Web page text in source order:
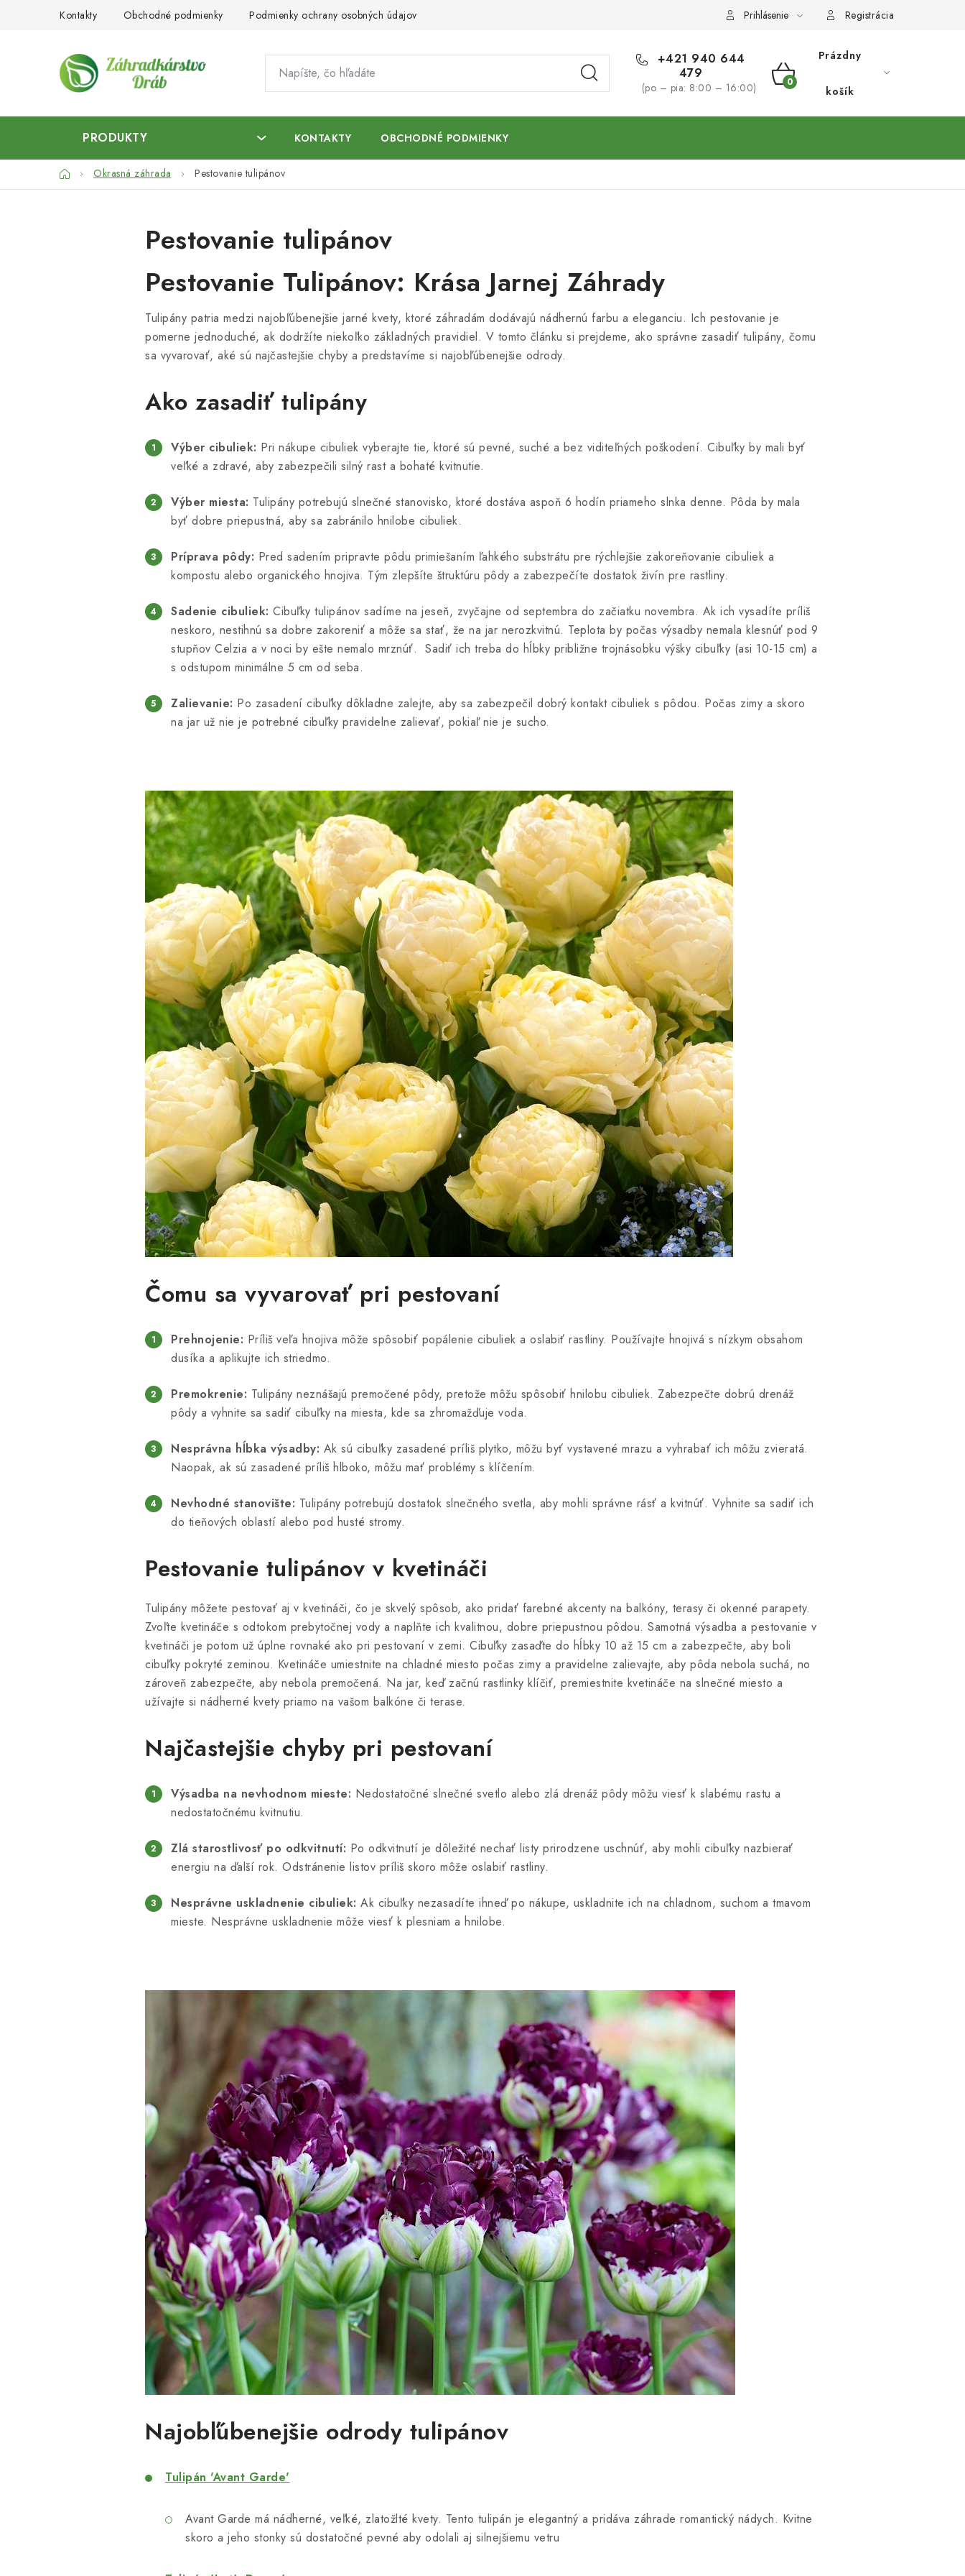
Kontakty Obchodné podmienky Podmienky ochrany osobných údajov Prihlásenie Registrácia
+421 940 644
479
(po – pia: 8:00 – 16:00)
NÁKUPNÝ
Prázdny
košík
PRODUKTY KONTAKTY OBCHODNÉ PODMIENKY
DomovOkrasná záhrada Pestovanie tulipánov
Pestovanie tulipánov
Pestovanie Tulipánov: Krása Jarnej Záhrady
Tulipány patria medzi najobľúbenejšie jarné kvety, ktoré záhradám dodávajú nádhernú farbu a eleganciu. Ich pestovanie je
pomerne jednoduché, ak dodržíte niekoľko základných pravidiel. V tomto článku si prejdeme, ako správne zasadiť tulipány, čomu
sa vyvarovať, aké sú najčastejšie chyby a predstavíme si najobľúbenejšie odrody.
Ako zasadiť tulipány
Výber cibuliek: Pri nákupe cibuliek vyberajte tie, ktoré sú pevné, suché a bez viditeľných poškodení. Cibuľky by mali byť
veľké a zdravé, aby zabezpečili silný rast a bohaté kvitnutie.
Výber miesta: Tulipány potrebujú slnečné stanovisko, ktoré dostáva aspoň 6 hodín priameho slnka denne. Pôda by mala
byť dobre priepustná, aby sa zabránilo hnilobe cibuliek.
Príprava pôdy: Pred sadením pripravte pôdu primiešaním ľahkého substrátu pre rýchlejšie zakoreňovanie cibuliek a
kompostu alebo organického hnojiva. Tým zlepšíte štruktúru pôdy a zabezpečíte dostatok živín pre rastliny.
Sadenie cibuliek: Cibuľky tulipánov sadíme na jeseň, zvyčajne od septembra do začiatku novembra. Ak ich vysadíte príliš
neskoro, nestihnú sa dobre zakoreniť a môže sa stať, že na jar nerozkvitnú. Teplota by počas výsadby nemala klesnúť pod 9
stupňov Celzia a v noci by ešte nemalo mrznúť. Sadiť ich treba do hĺbky približne trojnásobku výšky cibuľky (asi 10-15 cm) a
s odstupom minimálne 5 cm od seba.
Zalievanie: Po zasadení cibuľky dôkladne zalejte, aby sa zabezpečil dobrý kontakt cibuliek s pôdou. Počas zimy a skoro
na jar už nie je potrebné cibuľky pravidelne zalievať, pokiaľ nie je sucho.
Čomu sa vyvarovať pri pestovaní
Prehnojenie: Príliš veľa hnojiva môže spôsobiť popálenie cibuliek a oslabiť rastliny. Používajte hnojivá s nízkym obsahom
dusíka a aplikujte ich striedmo.
Premokrenie: Tulipány neznášajú premočené pôdy, pretože môžu spôsobiť hnilobu cibuliek. Zabezpečte dobrú drenáž
pôdy a vyhnite sa sadiť cibuľky na miesta, kde sa zhromažďuje voda.
Nesprávna hĺbka výsadby: Ak sú cibuľky zasadené príliš plytko, môžu byť vystavené mrazu a vyhrabať ich môžu zvieratá.
Naopak, ak sú zasadené príliš hlboko, môžu mať problémy s klíčením.
Nevhodné stanovište: Tulipány potrebujú dostatok slnečného svetla, aby mohli správne rásť a kvitnúť. Vyhnite sa sadiť ich
do tieňových oblastí alebo pod husté stromy.
Pestovanie tulipánov v kvetináči
Tulipány môžete pestovať aj v kvetináči, čo je skvelý spôsob, ako pridať farebné akcenty na balkóny, terasy či okenné parapety.
Zvoľte kvetináče s odtokom prebytočnej vody a naplňte ich kvalitnou, dobre priepustnou pôdou. Samotná výsadba a pestovanie v
kvetináči je potom už úplne rovnaké ako pri pestovaní v zemi. Cibuľky zasaďte do hĺbky 10 až 15 cm a zabezpečte, aby boli
cibuľky pokryté zeminou. Kvetináče umiestnite na chladné miesto počas zimy a pravidelne zalievajte, aby pôda nebola suchá, no
zároveň zabezpečte, aby nebola premočená. Na jar, keď začnú rastlinky klíčiť, premiestnite kvetináče na slnečné miesto a
užívajte si nádherné kvety priamo na vašom balkóne či terase.
Najčastejšie chyby pri pestovaní
Výsadba na nevhodnom mieste: Nedostatočné slnečné svetlo alebo zlá drenáž pôdy môžu viesť k slabému rastu a
nedostatočnému kvitnutiu.
Zlá starostlivosť po odkvitnutí: Po odkvitnutí je dôležité nechať listy prirodzene uschnúť, aby mohli cibuľky nazbierať
energiu na ďalší rok. Odstránenie listov príliš skoro môže oslabiť rastliny.
Nesprávne uskladnenie cibuliek: Ak cibuľky nezasadíte ihneď po nákupe, uskladnite ich na chladnom, suchom a tmavom
mieste. Nesprávne uskladnenie môže viesť k plesniam a hnilobe.
Najobľúbenejšie odrody tulipánov
Tulipán 'Avant Garde'
Avant Garde má nádherné, veľké, zlatožlté kvety. Tento tulipán je elegantný a pridáva záhrade romantický nádych. Kvitne
skoro a jeho stonky sú dostatočné pevné aby odolali aj silnejšiemu vetru